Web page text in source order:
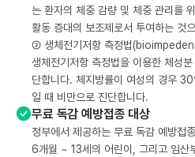
는 환자의 체중 감량 및 체중 관리를
활동 증대의 보조제로서 투여하는 것
② 생체전기저항 측정법
생체전기저항 측정법을 이용한 체성
단합니다. 체지방률이 여성의 경우
일 때 비만으로 진단합니다.
무료 독감 예방접종 대상
정부에서 제공하는 무료 독감 예방접
6개월 ~ 13세의 어린이, 그리고 임산